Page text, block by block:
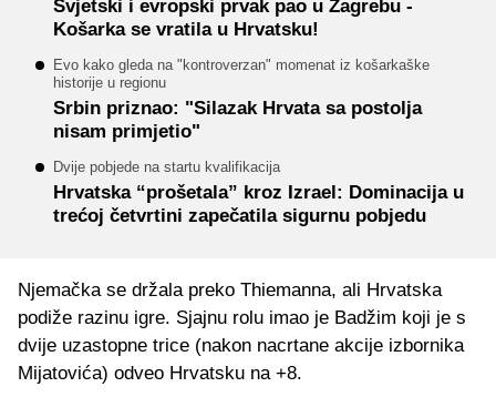
Svjetski i evropski prvak pao u Zagrebu -
Košarka se vratila u Hrvatsku!
Evo kako gleda na "kontroverzan" momenat iz košarkaške
historije u regionu
Srbin priznao: "Silazak Hrvata sa postolja
nisam primjetio"
Dvije pobjede na startu kvalifikacija
Hrvatska “prošetala” kroz Izrael: Dominacija u
trećoj četvrtini zapečatila sigurnu pobjedu
Njemačka se držala preko Thiemanna, ali Hrvatska
podiže razinu igre. Sjajnu rolu imao je Badžim koji je s
dvije uzastopne trice (nakon nacrtane akcije izbornika
Mijatovića) odveo Hrvatsku na +8.